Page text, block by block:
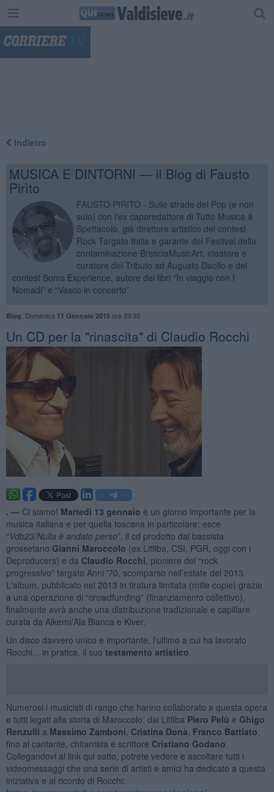
Indietro
MUSICA E DINTORNI — il Blog di Fausto
Pirìto
FAUSTO PIRITO - Sulle strade del Pop (e non
solo) con l'ex caporedattore di Tutto Musica &
Spettacolo, già direttore artistico del contest
Rock Targato Italia e garante del Festival della
contaminazione BresciaMusicArt, ideatore e
curatore del Tributo ad Augusto Daolio e del
contest Soms Experience, autore dei libri “In viaggio con I
Nomadi” e “Vasco in concerto”
Blog Domenica 11 Gennaio 2015ore 23:35
Un CD per la "rinascita" di Claudio Rocchi
. — Ci siamo! Martedì 13 gennaio è un giorno importante per la
musica italiana e per quella toscana in particolare: esce
“Vdb23/Nulla è andato perso”, il cd prodotto dal bassista
grossetano Gianni Maroccolo (ex Litfiba, CSI, PGR, oggi con i
Deproducers) e da Claudio Rocchi , pioniere del “rock
progressivo” targato Anni '70, scomparso nell’estate del 2013.
L'album, pubblicato nel 2013 in tiratura limitata (mille copie) grazie
a una operazione di “crowdfunding” (finanziamento collettivo),
finalmente avrà anche una distribuzione tradizionale e capillare
curata da Alkemi/Ala Bianca e Kiver.
Un disco davvero unico e importante, l’ultimo a cui ha lavorato
Rocchi... in pratica, il suo testamento artistico
Numerosi i musicisti di rango che hanno collaborato a questa opera
e tutti legati alla storia di Maroccolo: dai Litfiba Piero Pelù e Ghigo
Renzulli a Massimo Zamboni Cristina Donà Franco Battiato
fino al cantante, chitarrista e scrittore Cristiano Godano
Collegandovi al link qui sotto, potrete vedere e ascoltare tutti i
videomessaggi che una serie di artisti e amici ha dedicato a questa
iniziativa e al ricordo di Rocchi: